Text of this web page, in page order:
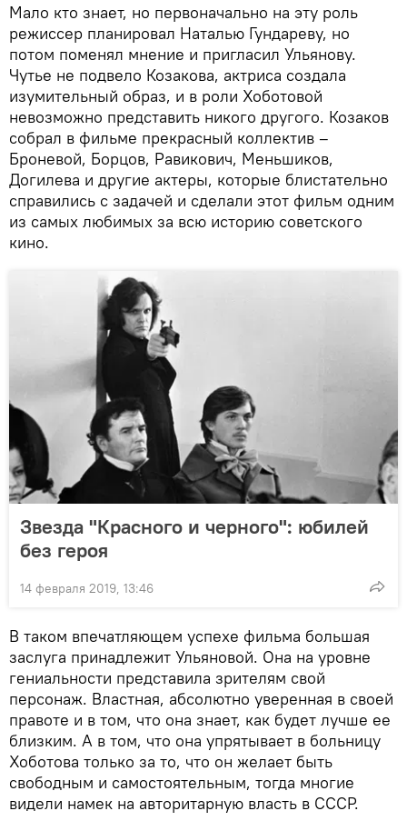
Мало кто знает, но первоначально на эту роль
режиссер планировал Наталью Гундареву, но
потом поменял мнение и пригласил Ульянову.
Чутье не подвело Козакова, актриса создала
изумительный образ, и в роли Хоботовой
невозможно представить никого другого. Козаков
собрал в фильме прекрасный коллектив –
Броневой, Борцов, Равикович, Меньшиков,
Догилева и другие актеры, которые блистательно
справились с задачей и сделали этот фильм одним
из самых любимых за всю историю советского
кино.
Звезда "Красного и черного": юбилей
без героя
14 февраля 2019, 13:46
В таком впечатляющем успехе фильма большая
заслуга принадлежит Ульяновой. Она на уровне
гениальности представила зрителям свой
персонаж. Властная, абсолютно уверенная в своей
правоте и в том, что она знает, как будет лучше ее
близким. А в том, что она упрятывает в больницу
Хоботова только за то, что он желает быть
свободным и самостоятельным, тогда многие
видели намек на авторитарную власть в СССР.